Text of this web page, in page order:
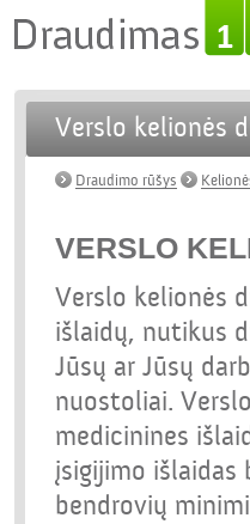
Verslo kelionės
Draudimo rūšys
VERSLO
Verslo kelionės
išlaidų, nutikus
Jūsų ar Jūsų
nuostoliai.
medicinines
įsigijimo išlaidas
bendrovių